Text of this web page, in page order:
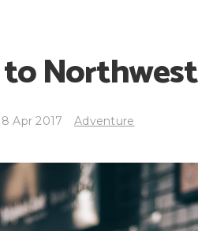
Northwest
Apr 2017 Adventure